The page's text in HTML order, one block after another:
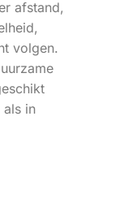
afstand,
volgen.
in